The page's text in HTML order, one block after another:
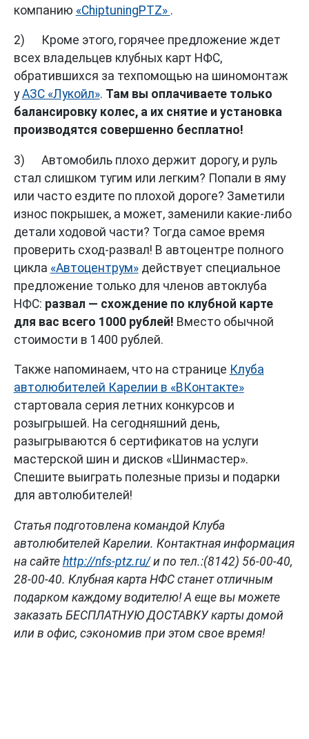
компанию «ChiptuningPTZ» .
2) Кроме этого, горячее предложение ждет
всех владельцев клубных карт НФС,
обратившихся за техпомощью на шиномонтаж
уАЗС «Лукойл». Там вы оплачиваете только
балансировку колес, а их снятие и установка
производятся совершенно бесплатно!
3) Автомобиль плохо держит дорогу, и руль
стал слишком тугим или легким? Попали в яму
или часто ездите по плохой дороге? Заметили
износ покрышек, а может, заменили какие-либо
детали ходовой части? Тогда самое время
проверить сход-развал! В автоцентре полного
цикла «Автоцентрум»действует специальное
предложение только для членов автоклуба
НФС: развал — схождение по клубной карте
для вас всего 1000 рублей! Вместо обычной
стоимости в 1400 рублей.
Также напоминаем, что на странице Клуба
автолюбителей Карелии в «ВКонтакте»
стартовала серия летних конкурсов и
розыгрышей. На сегодняшний день,
разыгрываются 6 сертификатов на услуги
мастерской шин и дисков «Шинмастер».
Спешите выиграть полезные призы и подарки
для автолюбителей!
Статья подготовлена командой Клуба
автолюбителей Карелии. Контактная информация
на сайте http://nfs-ptz.ru/и по тел.:(8142) 56-00-40,
28-00-40. Клубная карта НФС станет отличным
подарком каждому водителю! А еще вы можете
заказать БЕСПЛАТНУЮ ДОСТАВКУ карты домой
или в офис, сэкономив при этом свое время!